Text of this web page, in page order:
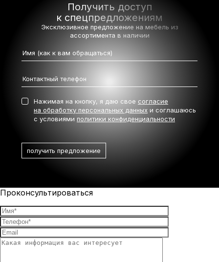
Получить доступ
к спецпредложениям
Эксклюзивное предложение на мебель из
ассортимента в наличии
Нажимая на кнопку, я даю свое согласие
на обработку персональных данных и соглашаюсь
с условиями политики конфиденциальности
Проконсультироваться